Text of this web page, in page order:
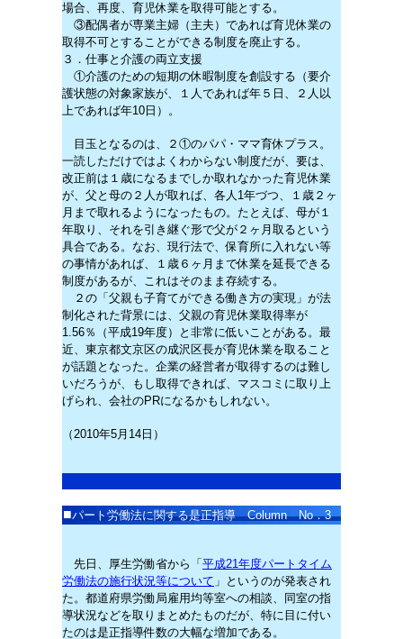
場合、再度、育児休業を取得可能とする。
③配偶者が専業主婦（主夫）であれば育児休業の
取得不可とすることができる制度を廃止する。
３．仕事と介護の両立支援
①介護のための短期の休暇制度を創設する（要介
護状態の対象家族が、１人であれば年５日、２人以
上であれば年10日）。
目玉となるのは、２①のパパ・ママ育休プラス。
一読しただけではよくわからない制度だが、要は、
改正前は１歳になるまでしか取れなかった育児休業
が、父と母の２人が取れば、各人1年づつ、１歳２ヶ
月まで取れるようになったもの。たとえば、母が１
年取り、それを引き継ぐ形で父が２ヶ月取るという
具合である。なお、現行法で、保育所に入れない等
の事情があれば、１歳６ヶ月まで休業を延長できる
制度があるが、これはそのまま存続する。
２の「父親も子育てができる働き方の実現」が法
制化された背景には、父親の育児休業取得率が
1.56％（平成19年度）と非常に低いことがある。最
近、東京都文京区の成沢区長が育児休業を取ること
が話題となった。企業の経営者が取得するのは難し
いだろうが、もし取得できれば、マスコミに取り上
げられ、会社のPRになるかもしれない。
（2010年5月14日）
■パート労働法に関する是正指導Column No．3
先日、厚生労働省から「 平成21年度パートタイム
労働法の施行状況等について 」というのが発表され
た。都道府県労働局雇用均等室への相談、同室の指
導状況などを取りまとめたものだが、特に目に付い
たのは是正指導件数の大幅な増加である。